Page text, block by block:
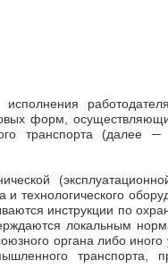
форм,
транспорта (далее ─
и технологического
инструкции по
локальным
органа либо
транспорта,